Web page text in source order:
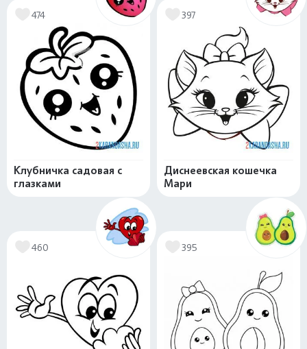
474
Клубничка садовая с
глазками
397
Диснеевская кошечка
Мари
460 395